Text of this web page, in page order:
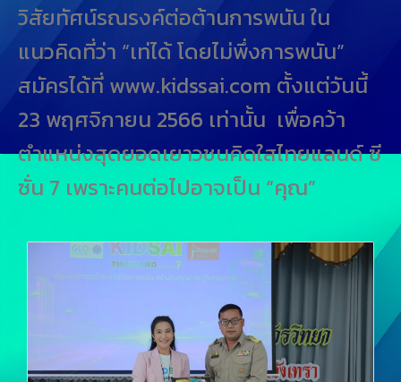
วิสัยทัศน์รณรงค์ต่อต้านการพนัน ใน
แนวคิดที่ว่า “เท่ได้ โดยไม่พึ่งการพนัน”
สมัครได้ที่ www.kidssai.com ตั้งแต่วันนี้
23 พฤศจิกายน 2566 เท่านั้น เพื่อคว้า
ตำแหน่งสุดยอดเยาวชนคิดใสไทยแลนด์ ซี
ซั่น 7 เพราะคนต่อไปอาจเป็น “คุณ”